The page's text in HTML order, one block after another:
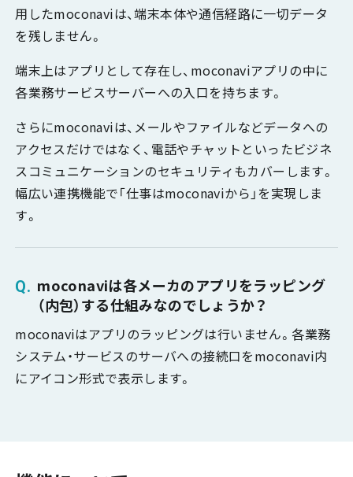
用したmoconaviは、端末本体や通信経路に一切データ
を残しません。
端末上はアプリとして存在し、moconaviアプリの中に
各業務サービスサーバーへの入口を持ちます。
さらにmoconaviは、メールやファイルなどデータへの
アクセスだけではなく、電話やチャットといったビジネ
スコミュニケーションのセキュリティもカバーします。
幅広い連携機能で「仕事はmoconaviから」を実現しま
す。
moconaviは各メーカのアプリをラッピング
（内包）する仕組みなのでしょうか？
moconaviはアプリのラッピングは行いません。各業務
システム・サービスのサーバへの接続口をmoconavi内
にアイコン形式で表示します。